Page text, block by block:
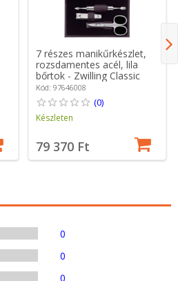
7 részes manikűrkészlet,
rozsdamentes acél, lila
bőrtok - Zwilling Classic
Inox
Kód: 97646008
(0)
Készleten
79 370 Ft
0
0
0